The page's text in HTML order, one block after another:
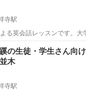
寺駅
る英会話レッスンです。大
国際交流会館近く）で行い
ください。写真の通り講師
クスしてレッスンを...
吉祥寺駅 英会話 け
の生徒・学生さん向
木
寺駅